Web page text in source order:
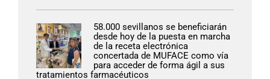
58.000 sevillanos se beneficiarán
desde hoy de la puesta en marcha
de la receta electrónica
concertada de MUFACE como vía
para acceder de forma ágil a sus
tratamientos farmacéuticos